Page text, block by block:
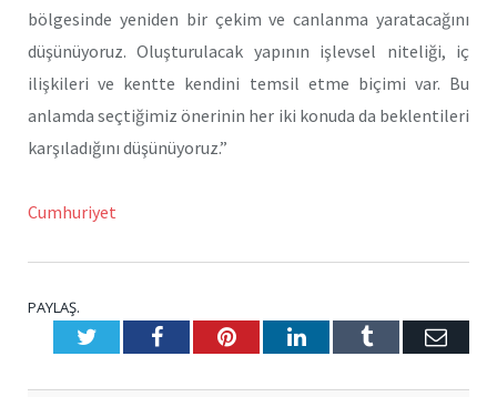
bölgesinde yeniden bir çekim ve canlanma yaratacağını
düşünüyoruz. Oluşturulacak yapının işlevsel niteliği, iç
ilişkileri ve kentte kendini temsil etme biçimi var. Bu
anlamda seçtiğimiz önerinin her iki konuda da beklentileri
karşıladığını düşünüyoruz.”
Cumhuriyet
PAYLAŞ.
TwitterFacebookPinterestLinkedInTumblr E-